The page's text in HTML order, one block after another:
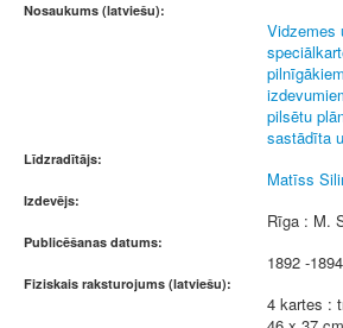
Nosaukums (latviešu):
Vidzemes
pilsētu
sastādīta
Līdzradītājs:
Matīss
Izdevējs:
Rīga : M.
Publicēšanas datums:
1892 -1894
Fiziskais raksturojums (latviešu):
4 kartes :